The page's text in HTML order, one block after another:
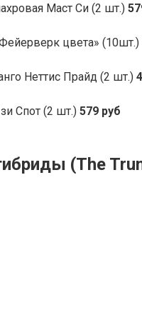
Маст Си (2 шт.)
цвета» (10шт.)
Неттис Прайд (2 шт.)
Спот (2 шт.) 579 руб
(The